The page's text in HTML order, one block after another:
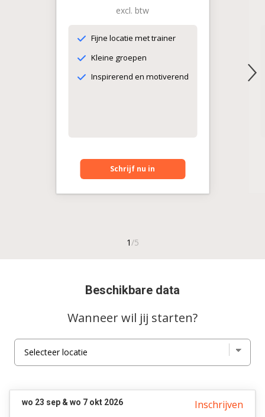
excl. btw
Fijne locatie met trainer
Kleine groepen
Inspirerend en motiverend
Schrijf nu in
Beschikbare data
Wanneer wil jij starten?
wo 23 sep & wo 7 okt 2026 Inschrijven